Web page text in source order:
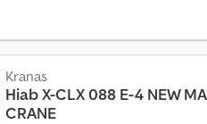
Kranas
HiabX-CLX 088 E-4 NEW
CRANE